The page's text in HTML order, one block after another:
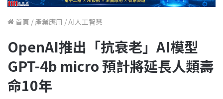
首頁 / 產業應用 /AI人工智慧
OpenAI推出「抗衰老」AI模型
GPT-4b micro 預計將延長人類壽
命10年